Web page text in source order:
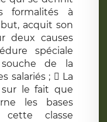
formalités à
acquit son
deux causes
spéciale
de la
salariés ;  La
sur le fait que
les bases
cette classe